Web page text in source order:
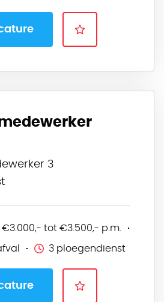
3
€3.000,- tot €3.500,- p.m.
3 ploegendienst